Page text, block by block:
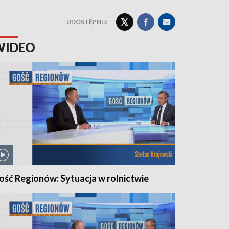
UDOSTĘPNIJ:
Regionów: Sytuacja w rolnictwie